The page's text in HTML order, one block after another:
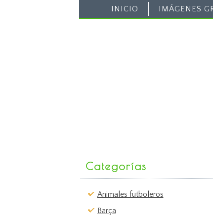
INICIO IMÁGENES
Categorías
Animales futboleros
Barça